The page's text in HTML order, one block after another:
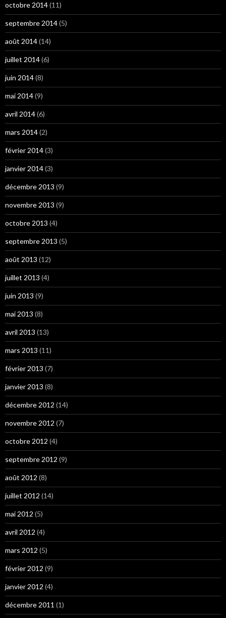
octobre 2014(11)
septembre 2014(5)
août 2014(14)
juillet 2014(6)
juin 2014(8)
mai 2014(9)
avril 2014(6)
mars 2014(2)
février 2014(3)
janvier 2014(3)
décembre 2013 (9)
novembre 2013 (9)
octobre 2013 (4)
septembre 2013 (5)
août 2013 (12)
juillet 2013 (4)
juin 2013 (9)
mai 2013 (8)
avril 2013 (13)
mars 2013 (11)
février 2013 (7)
janvier 2013 (8)
décembre 2012 (14)
novembre 2012 (7)
octobre 2012 (4)
septembre 2012 (9)
août 2012 (8)
juillet 2012 (14)
mai 2012 (5)
avril 2012 (4)
mars 2012 (5)
février 2012 (9)
janvier 2012 (4)
décembre 2011 (1)